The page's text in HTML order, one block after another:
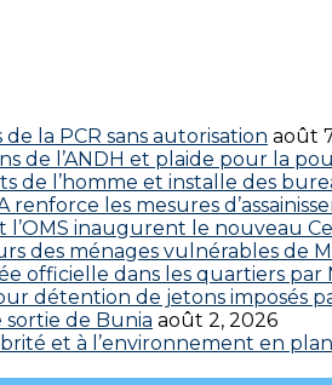
la PCR sans autorisation août
de l’ANDH et plaide pour la
de l’homme et installe des
les mesures
l’OMS inaugurent le nouveau
des ménages vulnérables de
officielle dans les quartiers par
détention de jetons imposés
sortie de Bunia août 2, 2026
et à l’environnement en